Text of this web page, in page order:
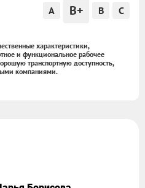
A B+ B C
характеристики,
и функциональное рабочее
транспортную доступность,
компаниями.